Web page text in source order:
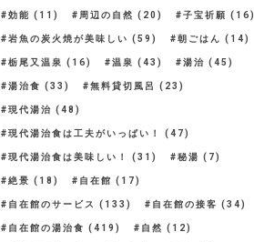
効能 (11) 周辺の自然 (20) 子宝祈願 (16)
岩魚の炭火焼が美味しい (59) 朝ごはん (14)
栃尾又温泉 (16) 温泉 (43) 湯治 (45)
湯治食 (33) 無料貸切風呂 (23)
現代湯治 (48)
現代湯治食は工夫がいっぱい！ (47)
現代湯治食は美味しい！ (31) 秘湯 (7)
絶景 (18) 自在館 (17)
自在館のサービス (133) 自在館の接客 (34)
自在館の湯治食 (419) 自然 (12)